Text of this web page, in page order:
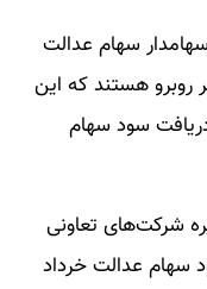
سهام عدالت
روبرو هستند که این
سود سهام
شرکت‌های تعاونی
سهام عدالت خرداد